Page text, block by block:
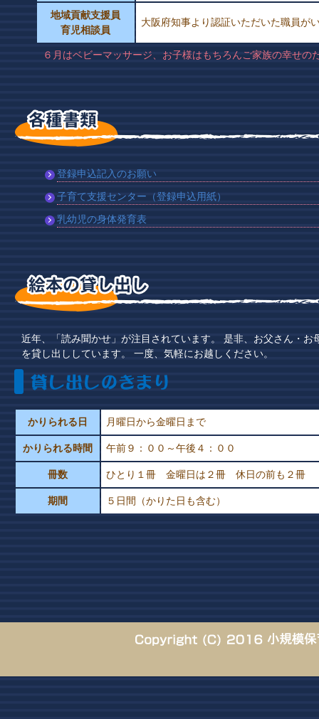
地域貢献支援員
育児相談員
大阪府知事より認証いただいた職員が
６月はベビーマッサージ、お子様はもちろんご家族の幸せ
登録申込記入のお願い
子育て支援センター（登録申込用紙）
乳幼児の身体発育表
近年、「読み聞かせ」が注目されています。 是非、お父さん・
を貸し出ししています。 一度、気軽にお越しください。
かりられる日 月曜日から金曜日まで
かりられる時間 午前９：００～午後４：００
冊数 ひとり１冊 金曜日は２冊 休日の前も２冊
期間 ５日間（かりた日も含む）